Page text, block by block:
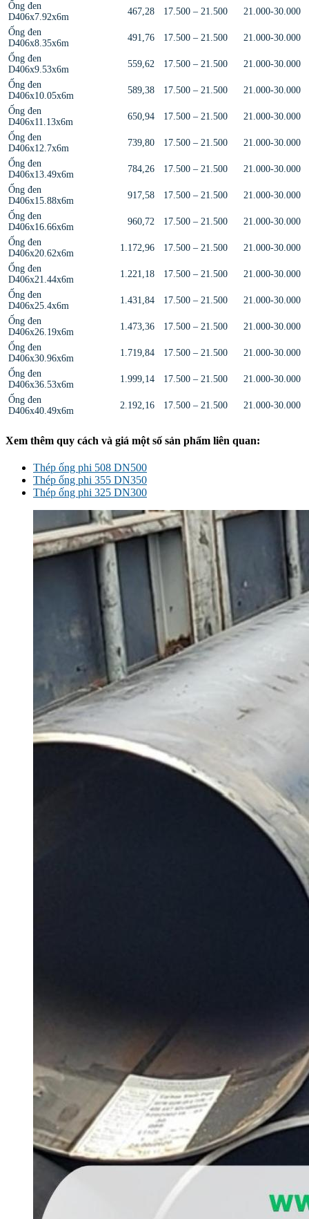
Ống đen
D406x7.92x6m
467,28 17.500 – 21.500
21.000-30.000
Ống đen
D406x8.35x6m
491,76 17.500 – 21.500
21.000-30.000
Ống đen
D406x9.53x6m
559,62 17.500 – 21.500
21.000-30.000
Ống đen
D406x10.05x6m
589,38 17.500 – 21.500
21.000-30.000
Ống đen
D406x11.13x6m
650,94 17.500 – 21.500
21.000-30.000
Ống đen
D406x12.7x6m
739,80 17.500 – 21.500
21.000-30.000
Ống đen
D406x13.49x6m
784,26 17.500 – 21.500
21.000-30.000
Ống đen
D406x15.88x6m
917,58 17.500 – 21.500
21.000-30.000
Ống đen
D406x16.66x6m
960,72 17.500 – 21.500
21.000-30.000
Ống đen
D406x20.62x6m
1.172,96 17.500 – 21.500
21.000-30.000
Ống đen
D406x21.44x6m
1.221,18 17.500 – 21.500
21.000-30.000
Ống đen
D406x25.4x6m
1.431,84 17.500 – 21.500
21.000-30.000
Ống đen
D406x26.19x6m
1.473,36 17.500 – 21.500
21.000-30.000
Ống đen
D406x30.96x6m
1.719,84 17.500 – 21.500
21.000-30.000
Ống đen
D406x36.53x6m
1.999,14 17.500 – 21.500
21.000-30.000
Ống đen
D406x40.49x6m
2.192,16 17.500 – 21.500 21.000-30.000
Xem thêm quy cách và giá một số sản phẩm liên quan:
Thép ống phi 508 DN500
Thép ống phi 355 DN350
Thép ống phi 325 DN300